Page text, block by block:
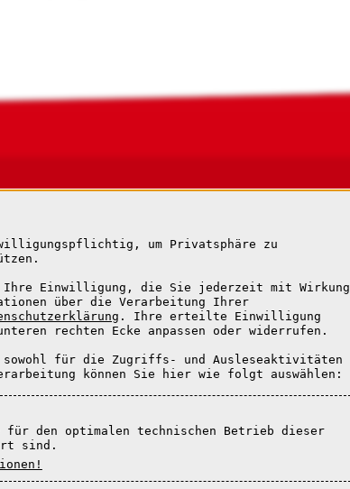
um Privatsphäre zu
Ihre Einwilligung, die Sie jederzeit mit Wirkung
über die Verarbeitung Ihrer
. Ihre erteilte Einwilligung
rechten Ecke anpassen oder widerrufen.
für die Zugriffs- und Ausleseaktivitäten
können Sie hier wie folgt auswählen:
den optimalen technischen Betrieb dieser
sind.
56073 Koblenz
Telefon: 0261 / 94 28 0
Telefax: 0261 / 94 28 511
info@seniorenresidenz-moseltal.de
www.seniorenresidenz-moseltal.de
Service Jobs Kontakt